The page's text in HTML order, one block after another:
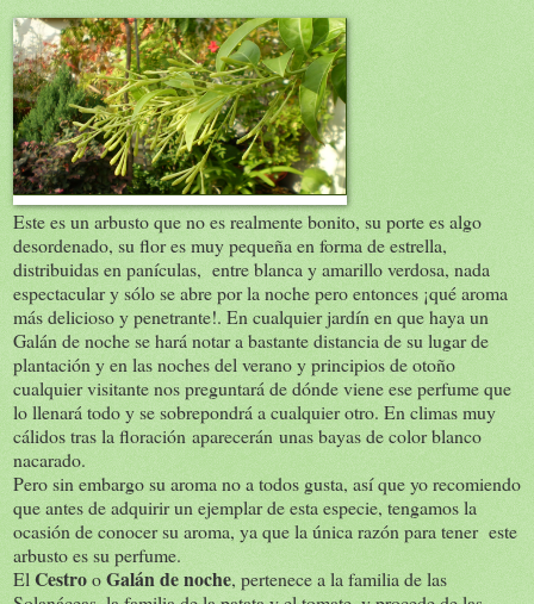
Este es un arbusto que no es realmente bonito, su porte es algo
desordenado, su flor es muy pequeña en forma de estrella,
distribuidas en panículas, entre blanca y amarillo verdosa, nada
espectacular y sólo se abre por la noche pero entonces ¡qué aroma
más delicioso y penetrante!. En cualquier jardín en que haya un
Galán de noche se hará notar a bastante distancia de su lugar de
plantación y en las noches del verano y principios de otoño
cualquier visitante nos preguntará de dónde viene ese perfume que
lo llenará todo y se sobrepondrá a cualquier otro. En climas muy
cálidos tras la floración aparecerán unas bayas de color blanco
nacarado.
Pero sin embargo su aroma no a todos gusta, así que yo recomiendo
que antes de adquirir un ejemplar de esta especie, tengamos la
ocasión de conocer su aroma, ya que la única razón para tener este
arbusto es su perfume.
El CestrooGalán de noche, pertenece a la familia de las